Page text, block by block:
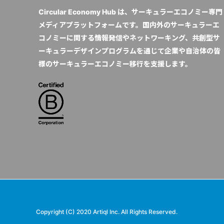
Circular Economy Hub は、サーキュラーエコノミー専門
メディアプラットフォームです。国内外のサーキュラーエ
コノミーに関する情報発信やネットワーキング、共創型サ
ーキュラーデザインプログラムを通じて企業や自治体の皆
様のサーキュラーエコノミー移行を支援します。
Copyright (C) 2020 Artiql Inc. All Rights Reserved.